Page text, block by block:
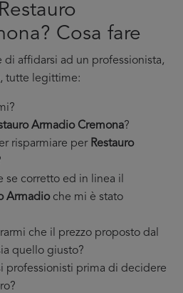
Cosa fare
di affidarsi ad un professionista,
tutte legittime:
Armadio Cremona?
risparmiare per Restauro
se corretto ed in linea il
Armadioche mi è stato
che il prezzo proposto dal
quello giusto?
professionisti prima di decidere